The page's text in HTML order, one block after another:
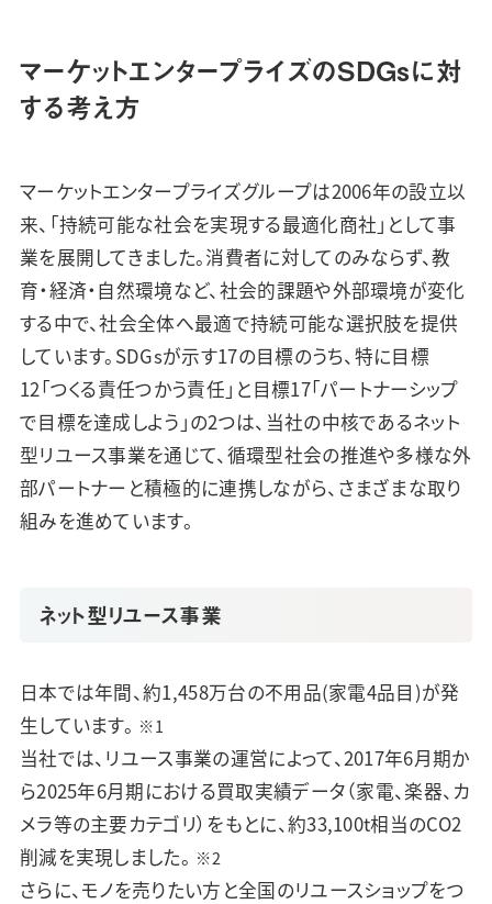
マーケットエンタープライズのSDGsに対
する考え方
マーケットエンタープライズグループは2006年の設立以
来、「持続可能な社会を実現する最適化商社」として事
業を展開してきました。消費者に対してのみならず、教
育・経済・自然環境など、社会的課題や外部環境が変化
する中で、社会全体へ最適で持続可能な選択肢を提供
しています。SDGsが示す17の目標のうち、特に目標
12「つくる責任つかう責任」と目標17「パートナーシップ
で目標を達成しよう」の2つは、当社の中核であるネット
型リユース事業を通じて、循環型社会の推進や多様な外
部パートナーと積極的に連携しながら、さまざまな取り
組みを進めています。
ネット型リユース事業
日本では年間、約1,458万台の不用品(家電4品目)が発
生しています。 ※1
当社では、リユース事業の運営によって、2017年6月期か
ら2025年6月期における買取実績データ（家電、楽器、カ
メラ等の主要カテゴリ）をもとに、約33,100t相当のCO2
削減を実現しました。 ※2
さらに、モノを売りたい方と全国のリユースショップをつ